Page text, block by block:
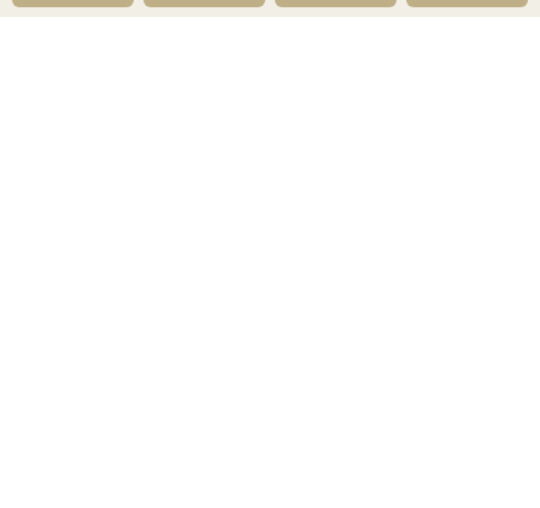
お知らせ